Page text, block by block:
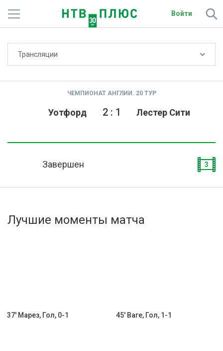
Войти
Активировать промокод
Трансляции
ЧЕМПИОНАТ АНГЛИИ. 20 ТУР
Уотфорд Лестер Сити
2: 1
Завершен 3
Лучшие моменты матча
37' Марез, Гол, 0-1 45' Ваге, Гол, 1-1